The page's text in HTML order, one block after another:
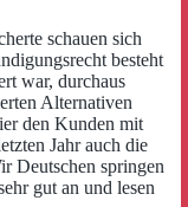
schauen sich
besteht
war, durchaus
Alternativen
den Kunden mit
Jahr auch die
Deutschen springen
gut an und lesen